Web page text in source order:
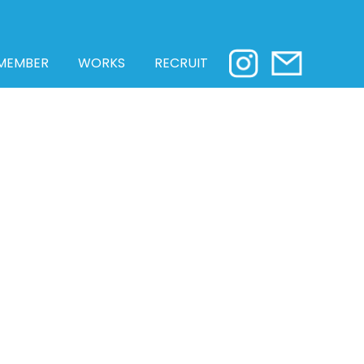
WORKS RECRUIT